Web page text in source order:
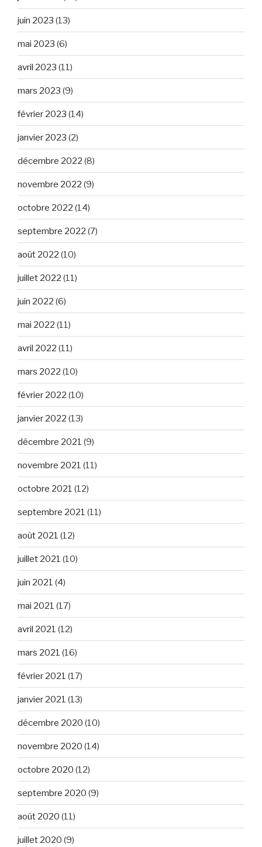
juin 2023 (13)
mai 2023 (6)
avril 2023 (11)
mars 2023 (9)
février 2023 (14)
janvier 2023 (2)
décembre 2022 (8)
novembre 2022 (9)
octobre 2022 (14)
septembre 2022 (7)
août 2022 (10)
juillet 2022 (11)
juin 2022 (6)
mai 2022 (11)
avril 2022 (11)
mars 2022 (10)
février 2022 (10)
janvier 2022 (13)
décembre 2021 (9)
novembre 2021 (11)
octobre 2021 (12)
septembre 2021 (11)
août 2021 (12)
juillet 2021 (10)
juin 2021 (4)
mai 2021 (17)
avril 2021 (12)
mars 2021 (16)
février 2021 (17)
janvier 2021 (13)
décembre 2020 (10)
novembre 2020 (14)
octobre 2020 (12)
septembre 2020 (9)
août 2020 (11)
juillet 2020 (9)